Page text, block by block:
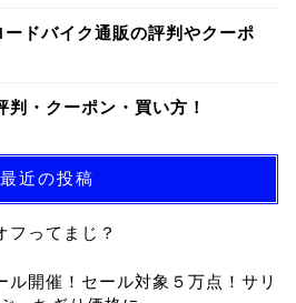
ドバイク通販の評判やクーポ
・クーポン・買い方！
最近の投稿
フってまじ？
ル開催！セール対象５万点！サリ